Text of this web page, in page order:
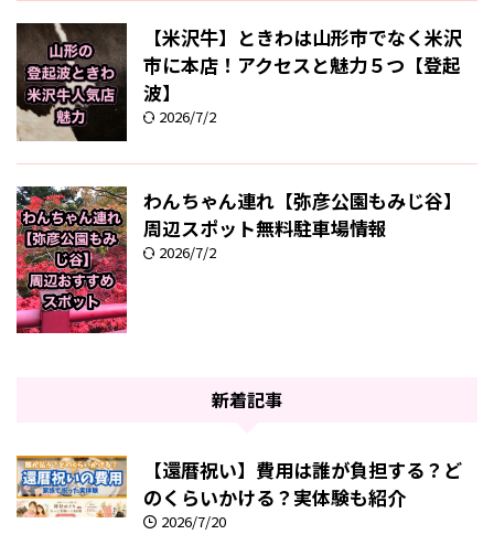
【米沢牛】ときわは山形市でなく米沢
市に本店！アクセスと魅力５つ【登起
波】
2026/7/2
わんちゃん連れ【弥彦公園もみじ谷】
周辺スポット無料駐車場情報
2026/7/2
新着記事
【還暦祝い】費用は誰が負担する？ど
のくらいかける？実体験も紹介
2026/7/20